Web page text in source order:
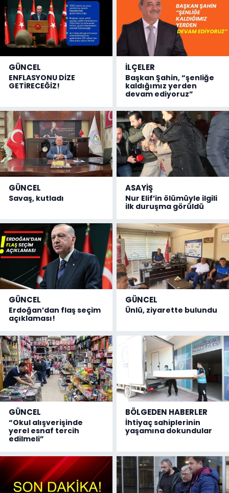
GÜNCEL
ENFLASYONU DİZE
GETİRECEĞİZ!
İLÇELER
Başkan Şahin, “şenliğe
kaldığımız yerden
devam ediyoruz”
GÜNCEL
Savaş, kutladı
ASAYİŞ
Nur Elif’in ölümüyle ilgili
ilk duruşma görüldü
GÜNCEL
Erdoğan’dan flaş seçim
açıklaması!
GÜNCEL
Ünlü, ziyarette bulundu
GÜNCEL
“Okul alışverişinde
yerel esnaf tercih
edilmeli”
BÖLGEDEN HABERLER
İhtiyaç sahiplerinin
yaşamına dokundular